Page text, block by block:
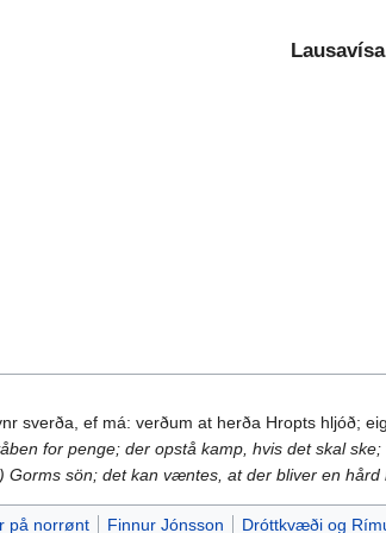
Lausavísa
sverða, ef má: verðum at herða Hropts hljóð;
for penge; der opstå kamp, hvis det skal
sön; det kan væntes, at der bliver en hård
på norrønt Finnur Jónsson Dróttkvæði og